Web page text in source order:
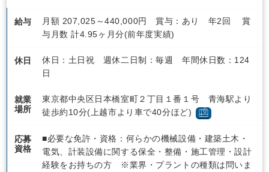
給与
月額 207,025～440,000円 賞与：あり 年2回 賞
与月数 計4.95ヶ月分(前年度実績)
休日
休日：土日祝 週休二日制：毎週 年間休日数：124
日
就業
場所
東京都中央区日本橋室町２丁目１番１号 青海駅より
徒歩約10分(上越市より車で40分ほど)
応募
資格
■必要な免許・資格：何らかの機械設備・建築土木・
電気、計装設備に関する保全・整備・施工管理・設計
経験をお持ちの方 ※業界・プラントの種類は問いま